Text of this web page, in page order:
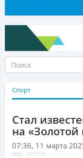
Спорт
Стал
на
07:36, 11 марта
MKZ: 1471216